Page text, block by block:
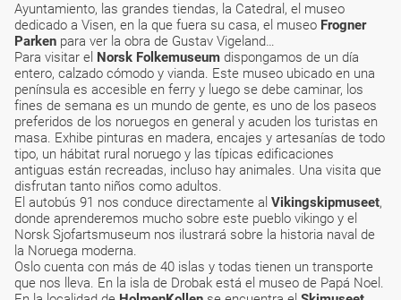
Ayuntamiento, las grandes tiendas, la Catedral, el museo
dedicado a Visen, en la que fuera su casa, el museo Frogner
Parken para ver la obra de Gustav Vigeland…
Para visitar el Norsk Folkemuseum dispongamos de un día
entero, calzado cómodo y vianda. Este museo ubicado en una
península es accesible en ferry y luego se debe caminar, los
fines de semana es un mundo de gente, es uno de los paseos
preferidos de los noruegos en general y acuden los turistas en
masa. Exhibe pinturas en madera, encajes y artesanías de todo
tipo, un hábitat rural noruego y las típicas edificaciones
antiguas están recreadas, incluso hay animales. Una visita que
disfrutan tanto niños como adultos.
El autobús 91 nos conduce directamente al Vikingskipmuseet,
donde aprenderemos mucho sobre este pueblo vikingo y el
Norsk Sjofartsmuseum nos ilustrará sobre la historia naval de
la Noruega moderna.
Oslo cuenta con más de 40 islas y todas tienen un transporte
que nos lleva. En la isla de Drobak está el museo de Papá Noel.